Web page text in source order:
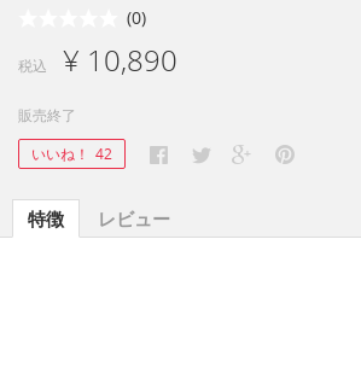
(0)
税込 ¥ 10,890
販売終了
いいね！ 42
特徴 レビュー